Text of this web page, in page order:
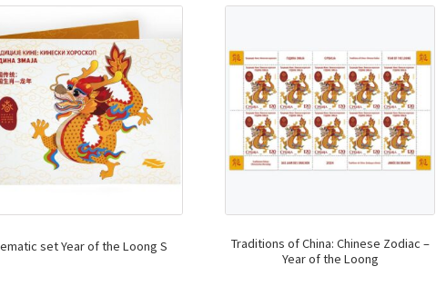
set Year of the Loong S
Traditions of China: Chinese Zodiac –
Year of the Loong